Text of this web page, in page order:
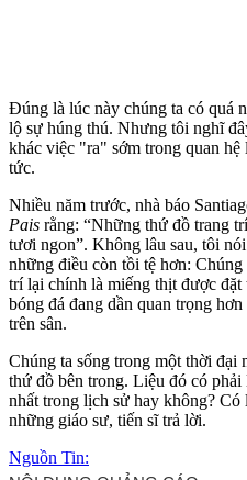
Đúng là lúc này chúng ta có quá
lộ sự húng thú. Nhưng tôi nghĩ
khác việc "ra" sớm trong quan
tức.
Nhiều năm trước, nhà báo
Pais rằng: “Những thứ đồ trang
tươi ngon”. Không lâu sau, tôi
những điều còn tồi tệ hơn:
trí lại chính là miếng thịt được
bóng đá đang dần quan trọng
trên sân.
Chúng ta sống trong một thời đại
thứ đồ bên trong. Liệu đó có
nhất trong lịch sử hay không? Có
những giáo sư, tiến sĩ trả lời.
Nguồn Tin: